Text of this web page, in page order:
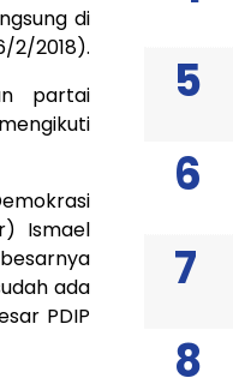
di
2/2018).
partai
Ismael
ada
PDIP